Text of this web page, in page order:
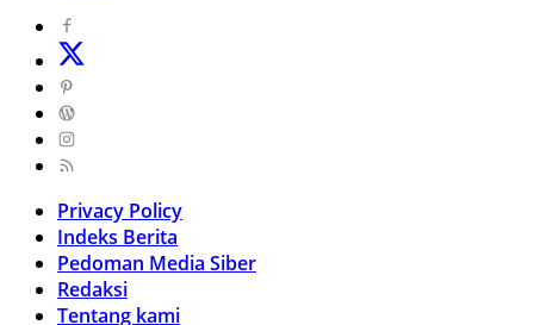
Privacy Policy
Indeks Berita
Pedoman Media Siber
Redaksi
Tentang kami